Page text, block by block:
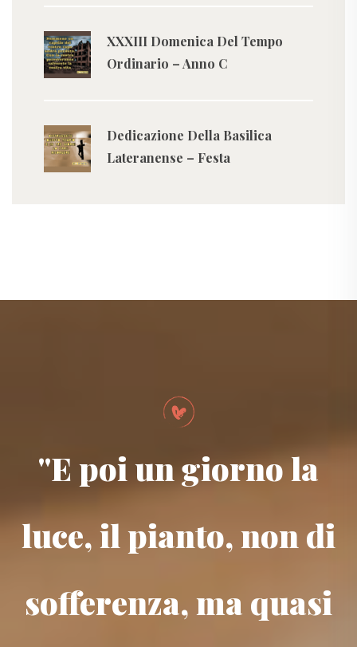
XXXIII Domenica Del Tempo
Ordinario – Anno C
Dedicazione Della Basilica
Lateranense – Festa
"E poi un giorno la
luce, il pianto, non di
sofferenza, ma quasi